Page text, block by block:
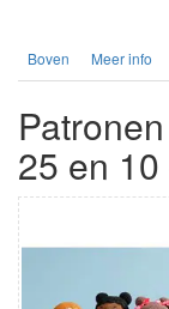
Boven Meer info
25 en